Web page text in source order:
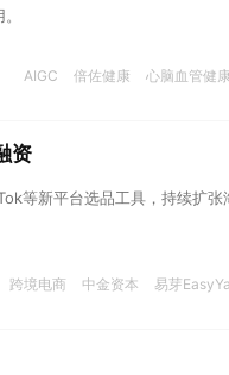
AIGC 倍佐健康 心脑血管健康
资
等新平台选品工具，持续扩张
跨境电商 中金资本 易芽EasyYa